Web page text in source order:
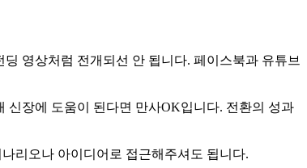
영상처럼 전개되선 안 됩니다. 페이스북과 유튜브
신장에 도움이 된다면 만사OK입니다. 전환의 성과
리오나 아이디어로 접근해주셔도 됩니다.